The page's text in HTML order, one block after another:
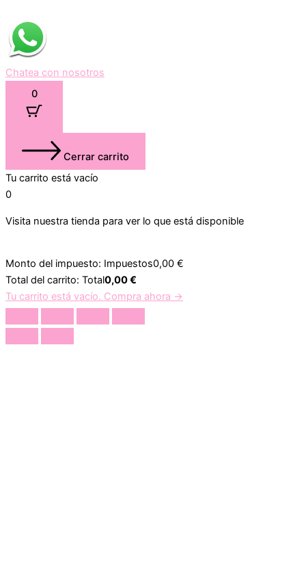
Chatea con nosotros
0
Cerrar carrito
Tu carrito está vacío
0
Visita nuestra tienda para ver lo que está disponible
Monto del impuesto: Impuestos0,00 €
Total del carrito: Total0,00€
Tu carrito está vacío. Compra ahora →